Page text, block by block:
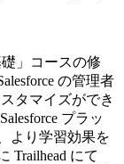
礎」コースの修
の管理者
タマイズができ
プラッ
より学習効果を
Trailhead にて